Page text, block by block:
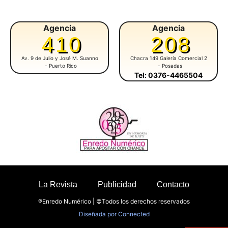
Agencia
410
Av. 9 de Julio y José M. Suanno
- Puerto Rico
Agencia
208
Chacra 149 Galería Comercial 2
- Posadas
Tel: 0376-4465504
La Revista Publicidad Contacto
®Enredo Numérico | ©Todos los derechos reservados
Diseñada porConnected